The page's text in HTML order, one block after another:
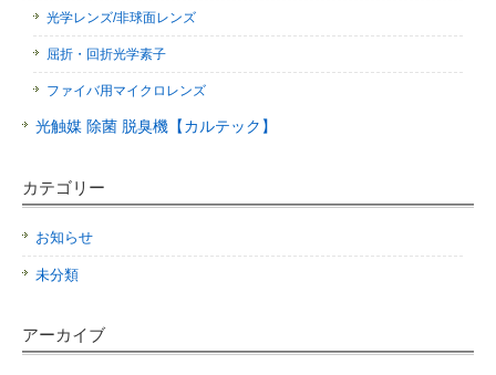
光学レンズ/非球面レンズ
屈折・回折光学素子
ファイバ用マイクロレンズ
光触媒 除菌 脱臭機【カルテック】
カテゴリー
お知らせ
未分類
アーカイブ